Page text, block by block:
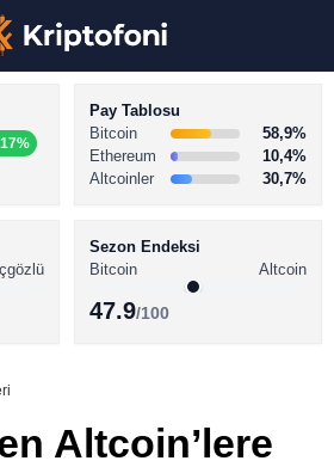
Youtube
Pay Tablosu
Bitcoin
58,9%
Ethereum
10,4%
Altcoinler
30,7%
Sezon Endeksi
Bitcoin
Altcoin
47.9/100
Altcoin’lere